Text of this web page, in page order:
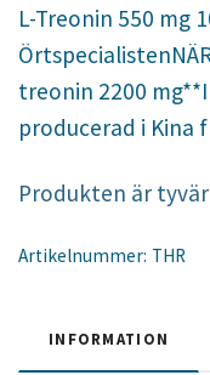
L-Treonin 550 mg
treonin 2200
producerad i Kina
Produkten är
Artikelnummer: THR
INFORMATION